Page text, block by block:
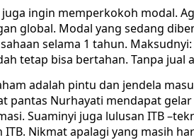
juga ingin memperkokoh modal.
global. Modal yang sedang
selama 1 tahun.
tetap bisa bertahan. Tanpa jual
adalah pintu dan jendela
pantas Nurhayati mendapat
Suaminyi juga lulusan ITB
ITB. Nikmat apalagi yang masih